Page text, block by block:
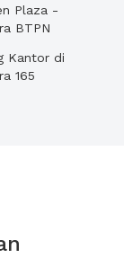
Plaza -
BTPN
Kantor di
165